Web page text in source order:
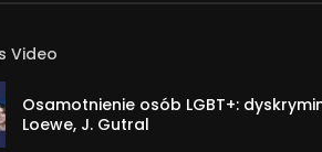
Video
Osamotnienie osób LGBT+:
Loewe, J. Gutral